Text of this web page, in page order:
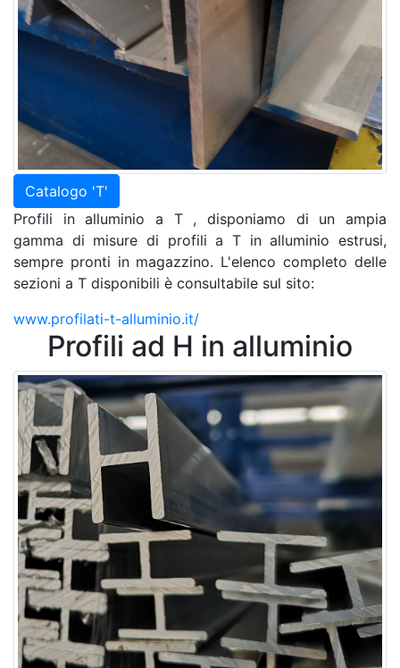
Catalogo 'T'
Profili in alluminio a T , disponiamo di un ampia
gamma di misure di profili a T in alluminio estrusi,
sempre pronti in magazzino. L'elenco completo delle
sezioni a T disponibili è consultabile sul sito:
www.profilati-t-alluminio.it/
Profili ad H in alluminio